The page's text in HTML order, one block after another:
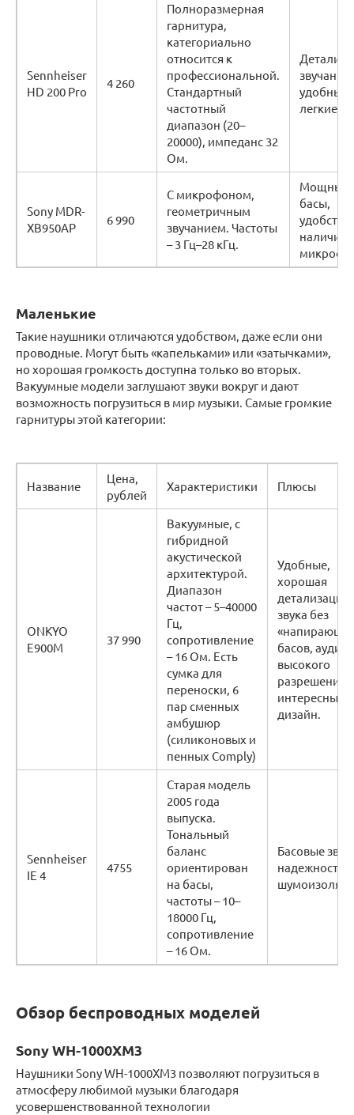
Sennheiser
HD 200 Pro
4 260
Полноразмерная
гарнитура,
категориально
относится к
профессиональной.
Стандартный
частотный
диапазон (20–
20000), импеданс 32
Ом.
звучания,
удобные,
легкие.
Sony MDR-
XB950AP
6 990
С микрофоном,
геометричным
звучанием. Частоты
– 3 Гц–28 кГц.
Мощные
басы,
удобство,
наличие
Маленькие
Такие наушники отличаются удобством, даже если они
проводные. Могут быть «капельками» или «затычками»,
но хорошая громкость доступна только во вторых.
Вакуумные модели заглушают звуки вокруг и дают
возможность погрузиться в мир музыки. Самые громкие
гарнитуры этой категории:
Название
Цена,
рублей
Характеристики Плюсы
ONKYO
E900M
37 990
Вакуумные, с
гибридной
акустической
архитектурой.
Диапазон
частот – 5–40000
Гц,
сопротивление
– 16 Ом. Есть
сумка для
переноски, 6
пар сменных
амбушюр
(силиконовых и
пенных Comply)
Удобные,
хорошая
детализация
звука без
басов, аудио
высокого
разрешения,
интересный
дизайн.
Sennheiser
IE 4
4755
Старая модель
2005 года
выпуска.
Тональный
баланс
ориентирован
на басы,
частоты – 10–
18000 Гц,
сопротивление
– 16 Ом.
Басовые
надежность,
Обзор беспроводных моделей
Sony WH-1000XM3
Наушники Sony WH-1000XM3 позволяют погрузиться в
атмосферу любимой музыки благодаря
усовершенствованной технологии